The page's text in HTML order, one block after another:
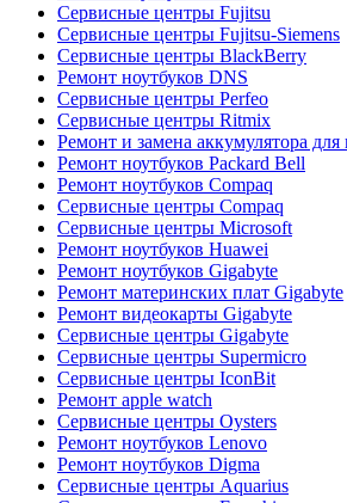
Сервисные центры Fujitsu
Сервисные центры Fujitsu-Siemens
Сервисные центры BlackBerry
Ремонт ноутбуков DNS
Сервисные центры Perfeo
Сервисные центры Ritmix
Ремонт и замена аккумулятора для
Ремонт ноутбуков Packard Bell
Ремонт ноутбуков Compaq
Сервисные центры Compaq
Сервисные центры Microsoft
Ремонт ноутбуков Huawei
Ремонт ноутбуков Gigabyte
Ремонт материнских плат Gigabyte
Ремонт видеокарты Gigabyte
Сервисные центры Gigabyte
Сервисные центры Supermicro
Сервисные центры IconBit
Ремонт apple watch
Сервисные центры Oysters
Ремонт ноутбуков Lenovo
Ремонт ноутбуков Digma
Сервисные центры Aquarius